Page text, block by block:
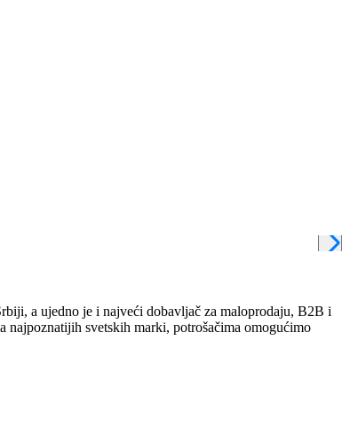
a ujedno je i najveći dobavljač za maloprodaju, B2B i
najpoznatijih svetskih marki, potrošačima omogućimo